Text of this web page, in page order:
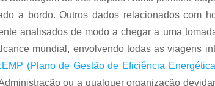
a bordo. Outros dados relacionados com
analisados de modo a chegar a uma
mundial, envolvendo todas as viagens
(Plano de Gestão de Eficiência
ou a qualquer organização